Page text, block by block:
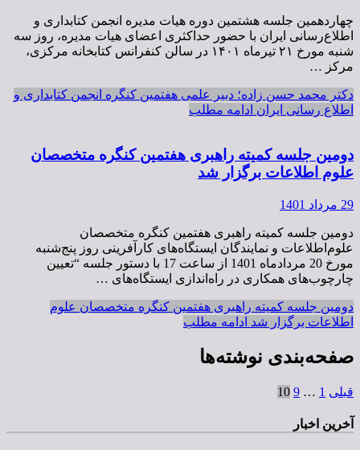
چهاردهمین جلسه هشتمین دوره هیات مدیره انجمن کتابداری و
اطلاع‌رسانی ایران با حضور حداکثری اعضای هیات مدیره، روز سه
شنبه مورخ ۲۱ تیرماه ۱۴۰۱ در سالن کنفرانس کتابخانه مرکزی،
مرکز …
دکتر محمد حسن زاده؛ دبیر علمی هفتمین کنگره انجمن کتابداری و
اطلاع رسانی ایران ادامه مطلب
دومین جلسه کمیته راهبری هفتمین کنگره متخصصان
علوم اطلاعات برگزار شد
29 مرداد 1401
دومین جلسه کمیته راهبری هفتمین کنگره متخصصان
علوم‌اطلاعات و نمایندگان ایستگاه‌های کارآفرینی روز پنج‌شنبه
مورخ 20 مردادماه 1401 از ساعت 17 با دستور جلسه “تعیین
چارچوب‌های همکاری در راه‌اندازی ایستگاه‌های …
دومین جلسه کمیته راهبری هفتمین کنگره متخصصان علوم
اطلاعات برگزار شد ادامه مطلب
صفحه‌بندی نوشته‌ها
قبلی 1
…
9
10
آخرین اخبار